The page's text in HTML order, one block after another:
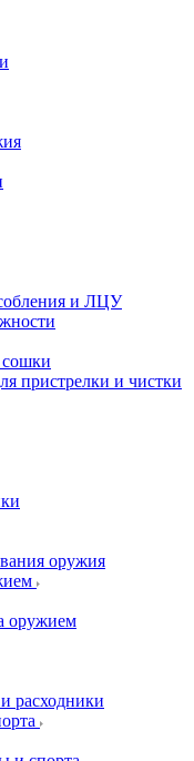
и ЛЦУ
пристрелки и чистки
оружия
оружием
расходники